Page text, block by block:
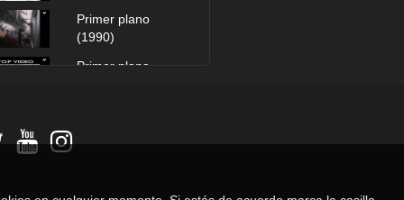
Primer plano
(1990)
Primer plano